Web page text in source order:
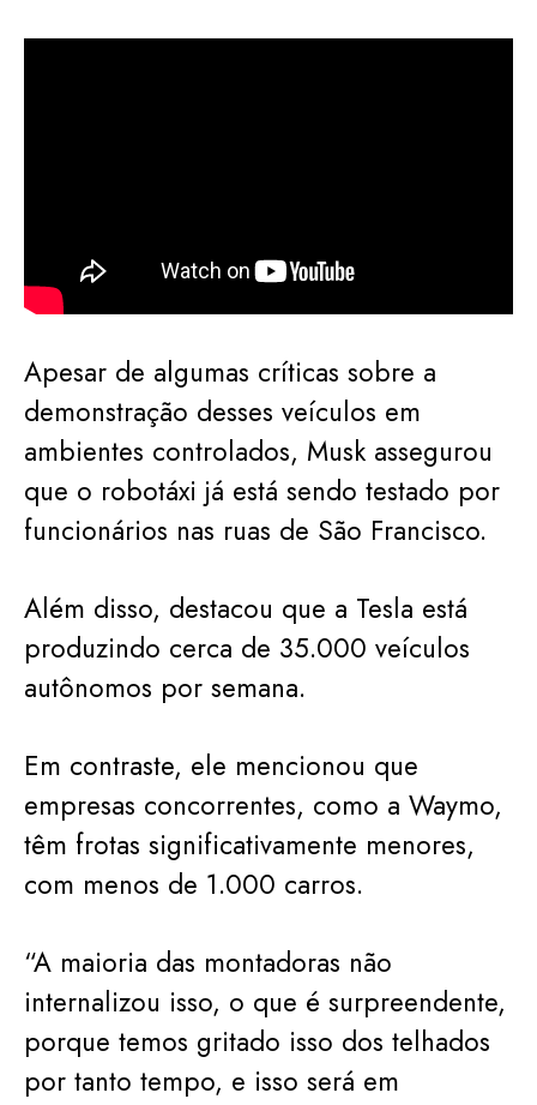
Apesar de algumas críticas sobre a
demonstração desses veículos em
ambientes controlados, Musk assegurou
que o robotáxi já está sendo testado por
funcionários nas ruas de São Francisco.
Além disso, destacou que a Tesla está
produzindo cerca de 35.000 veículos
autônomos por semana.
Em contraste, ele mencionou que
empresas concorrentes, como a Waymo,
têm frotas significativamente menores,
com menos de 1.000 carros.
“A maioria das montadoras não
internalizou isso, o que é surpreendente,
porque temos gritado isso dos telhados
por tanto tempo, e isso será em